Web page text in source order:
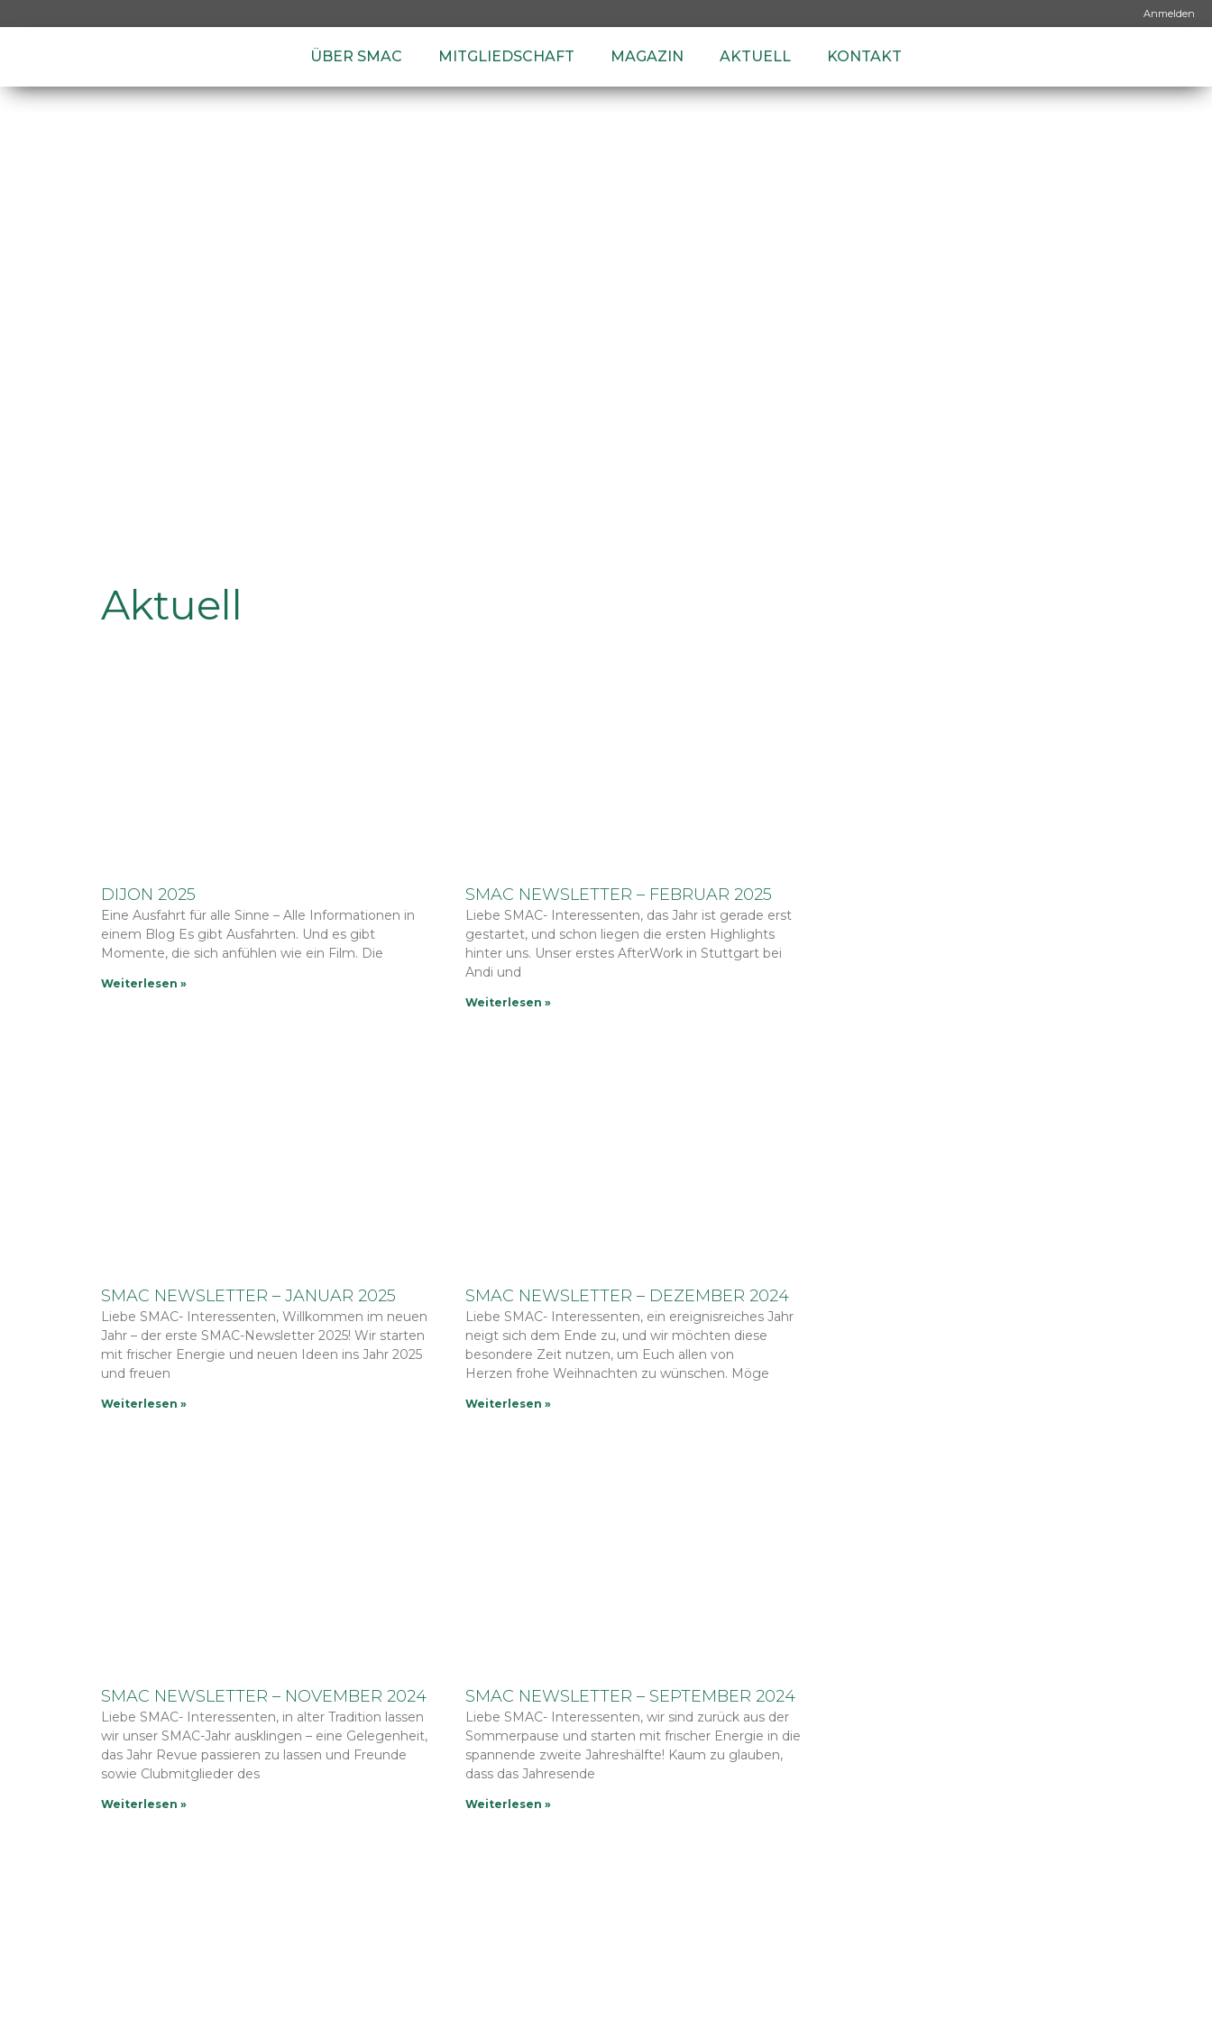
Anmelden
ÜBER SMAC MITGLIEDSCHAFT MAGAZIN AKTUELL KONTAKT
Aktuell
DIJON 2025
Eine Ausfahrt für alle Sinne – Alle Informationen in
einem Blog Es gibt Ausfahrten. Und es gibt
Momente, die sich anfühlen wie ein Film. Die
Weiterlesen »
SMAC NEWSLETTER – FEBRUAR 2025
Liebe SMAC- Interessenten, das Jahr ist gerade erst
gestartet, und schon liegen die ersten Highlights
hinter uns. Unser erstes AfterWork in Stuttgart bei
Andi und
Weiterlesen »
SMAC NEWSLETTER – JANUAR 2025
Liebe SMAC- Interessenten, Willkommen im neuen
Jahr – der erste SMAC-Newsletter 2025! Wir starten
mit frischer Energie und neuen Ideen ins Jahr 2025
und freuen
Weiterlesen »
SMAC NEWSLETTER – DEZEMBER 2024
Liebe SMAC- Interessenten, ein ereignisreiches Jahr
neigt sich dem Ende zu, und wir möchten diese
besondere Zeit nutzen, um Euch allen von
Herzen frohe Weihnachten zu wünschen. Möge
Weiterlesen »
SMAC NEWSLETTER – NOVEMBER 2024
Liebe SMAC- Interessenten, in alter Tradition lassen
wir unser SMAC-Jahr ausklingen – eine Gelegenheit,
das Jahr Revue passieren zu lassen und Freunde
sowie Clubmitglieder des
Weiterlesen »
SMAC NEWSLETTER – SEPTEMBER 2024
Liebe SMAC- Interessenten, wir sind zurück aus der
Sommerpause und starten mit frischer Energie in die
spannende zweite Jahreshälfte! Kaum zu glauben,
dass das Jahresende
Weiterlesen »